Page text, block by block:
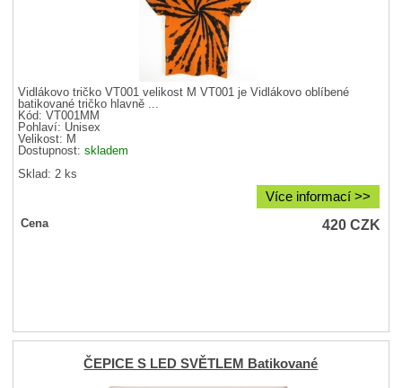
Vidlákovo tričko VT001 velikost M VT001 je Vidlákovo oblíbené
batikované tričko hlavně ...
Kód: VT001MM
Pohlaví: Unisex
Velikost: M
Dostupnost:skladem
Sklad: 2 ks
Více informací >>
Cena 420CZK
ČEPICE S LED SVĚTLEM Batikované